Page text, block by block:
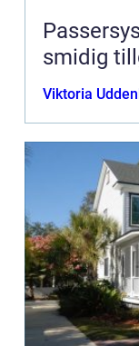
smidig
Viktoria